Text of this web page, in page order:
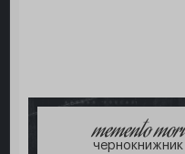
memento mori
чернокнижник